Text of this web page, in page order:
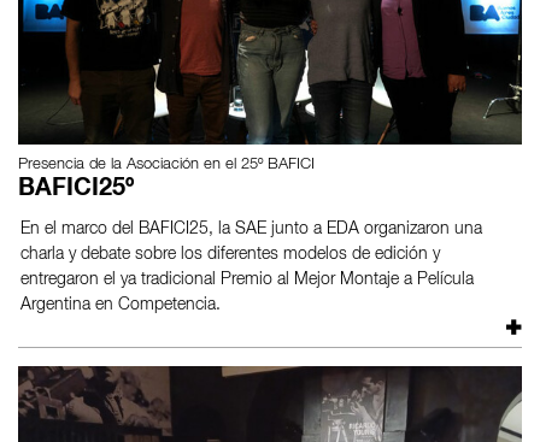
Presencia de la Asociación en el 25º BAFICI
BAFICI25º
En el marco del BAFICI25, la SAE junto a EDA organizaron una
charla y debate sobre los diferentes modelos de edición y
entregaron el ya tradicional Premio al Mejor Montaje a Película
Argentina en Competencia.